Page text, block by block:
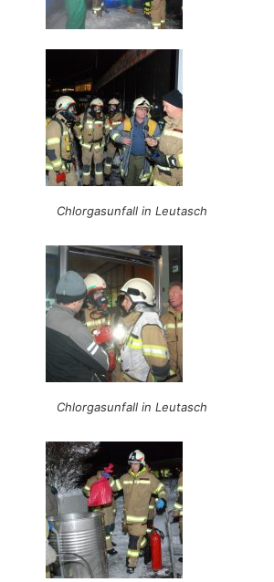
Chlorgasunfall in Leutasch
Chlorgasunfall in Leutasch